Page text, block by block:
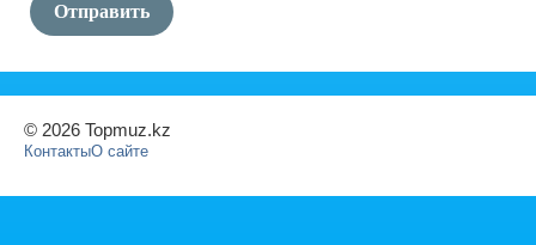
Отправить
© 2026 Topmuz.kz
КонтактыО сайте